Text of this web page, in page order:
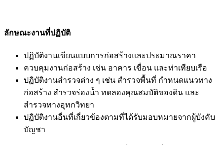
ลักษณะงานที่ปฏิบัติ
ปฏิบัติงานเขียนแบบการก่อสร้างและประมาณราคา
ควบคุมงานก่อสร้าง เช่น อาคาร เขื่อน และท่าเทียบเรือ
ปฏิบัติงานสำรวจต่าง ๆ เช่น สำรวจพื้นที่ กำหนดแนวทาง
ก่อสร้าง สำรวจร่องน้ำ ทดลองคุณสมบัติของดิน และ
สำรวจทางอุทกวิทยา
ปฏิบัติงานอื่นที่เกี่ยวข้องตามที่ได้รับมอบหมายจากผู้บังคับ
บัญชา